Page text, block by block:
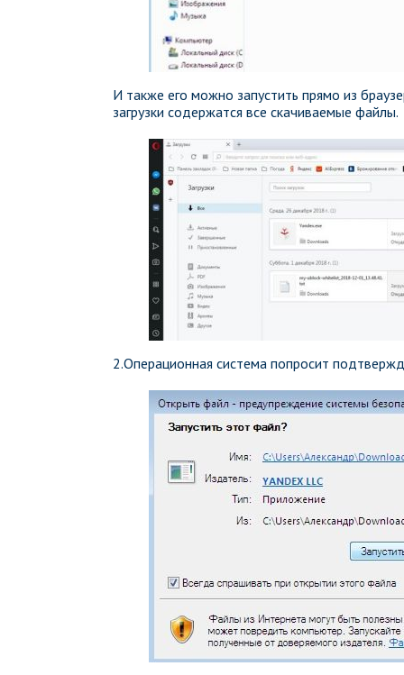
И также его можно запустить прямо из
загрузки содержатся все скачиваемые файлы.
2.Операционная система попросит